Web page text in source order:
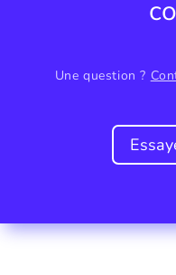
Une question ?